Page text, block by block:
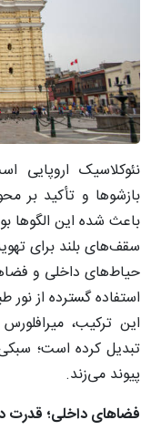
نئوکلاسیک اروپایی
بازشوها و تأکید بر
باعث شده این الگوها
سقف‌های بلند برای
حیاط‌های داخلی و
استفاده گسترده از نور
این ترکیب،
تبدیل کرده است؛
پیوند می‌زند.
فضاهای داخلی؛ قدرت